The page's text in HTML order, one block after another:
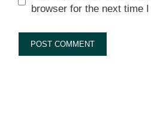
browser for the next time